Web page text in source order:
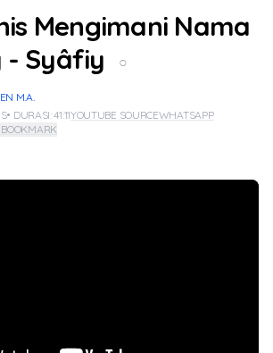
Mengimani Nama
- Syâfiy
○
M.A.
• DURASI: 41:11YOUTUBE SOURCEWHATSAPP